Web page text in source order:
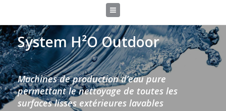
System H²O Outdoor
Machines de production d’eau pure
permettant le nettoyage de toutes les
surfaces lisses extérieures lavables